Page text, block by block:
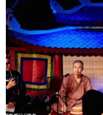
Khách tham quan các
Sau hơn 5 năm
tổng thể phát
Việt Nam đến